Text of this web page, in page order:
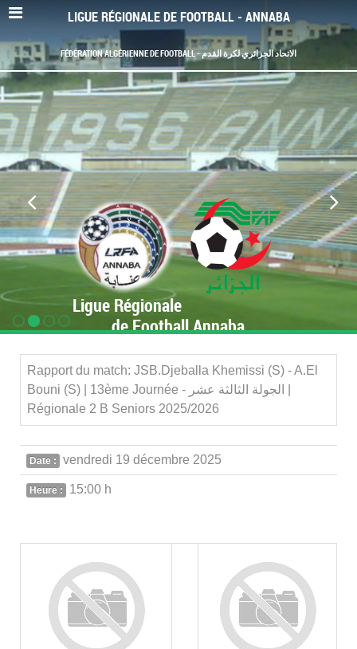
LIGUE RÉGIONALE DE FOOTBALL - ANNABA
FÉDÉRATION ALGÉRIENNE DE FOOTBALL - الاتحاد الجزائري لكرة القدم
Ligue Régionale
de Football Annaba
Rapport du match: JSB.Djeballa Khemissi (S) - A.El
Bouni (S) | 13ème Journée - الجولة الثالثة عشر |
Régionale 2 B Seniors 2025/2026
Date : vendredi 19 décembre 2025
Heure : 15:00 h